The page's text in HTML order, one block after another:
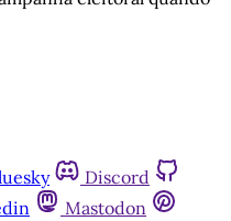
Discord
Mastodon